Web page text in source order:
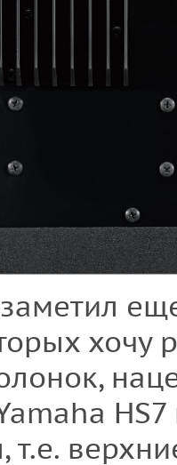
хочу
HS7
т.е.